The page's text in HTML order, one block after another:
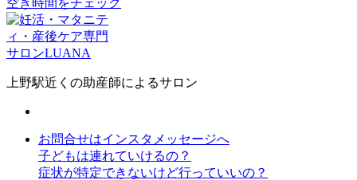
上野駅近くの助産師によるサロン
お問合せはインスタメッセージへ
子どもは連れていけるの？
症状が特定できないけど行っていいの？